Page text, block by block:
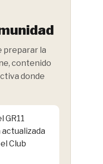
preparar la
contenido
donde
GR11
Club